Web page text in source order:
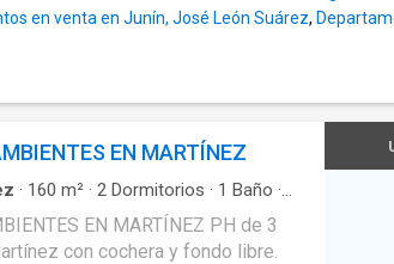
en venta en Junín, José León Suárez,
EN MARTÍNEZ
· 160 m² · 2 Dormitorios · 1 Baño ·
·
·Cuarto de servicio
EN MARTÍNEZ PH de 3
con cochera y fondo libre.